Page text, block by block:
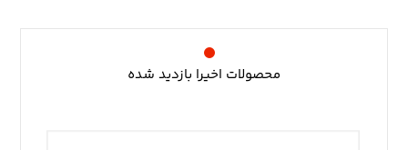
محصولات اخیرا بازدید شده